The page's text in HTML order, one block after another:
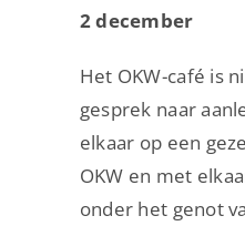
2 december
Het OKW-café is
gesprek naar
elkaar op een
OKW en met
onder het genot